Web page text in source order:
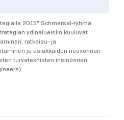
2015" Schmersal-ryhmä
ydinalueisiin kuuluvat
ratkaisu- ja
ja asiakkaiden neuvonnan
turvateknisten insinöörien